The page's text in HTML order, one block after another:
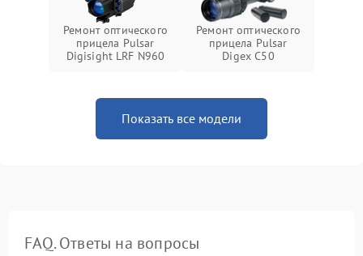
Ремонт оптического
прицела Pulsar
Digisight LRF N960
Ремонт оптического
прицела Pulsar
Digex C50
Показать все модели
FAQ. Ответы на вопросы